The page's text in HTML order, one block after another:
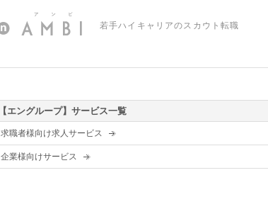
若手ハイキャリアのスカウト転職
【エングループ】サービス一覧
求職者様向け求人サービス
企業様向けサービス